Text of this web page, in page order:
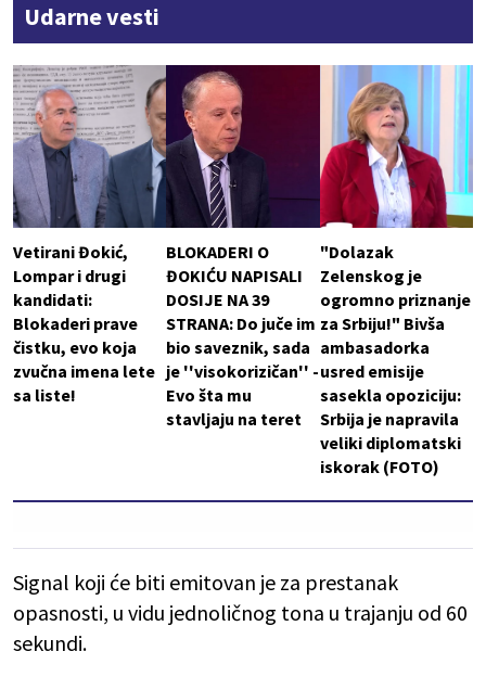
Udarne vesti
Vetirani Đokić,
Lompar i drugi
kandidati:
Blokaderi prave
čistku, evo koja
zvučna imena lete
sa liste!
BLOKADERI O
ĐOKIĆU NAPISALI
DOSIJE NA 39
STRANA: Do juče im
bio saveznik, sada
je ''visokorizičan'' -
Evo šta mu
stavljaju na teret
"Dolazak
Zelenskog je
ogromno priznanje
za Srbiju!" Bivša
ambasadorka
usred emisije
sasekla opoziciju:
Srbija je napravila
veliki diplomatski
iskorak (FOTO)
Signal koji će biti emitovan je za prestanak
opasnosti, u vidu jednoličnog tona u trajanju od 60
sekundi.